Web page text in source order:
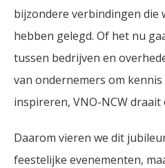
bijzondere verbindingen die
hebben gelegd. Of het nu
tussen bedrijven en
van ondernemers om
inspireren, VNO-NCW draait
Daarom vieren we dit
feestelijke evenementen,